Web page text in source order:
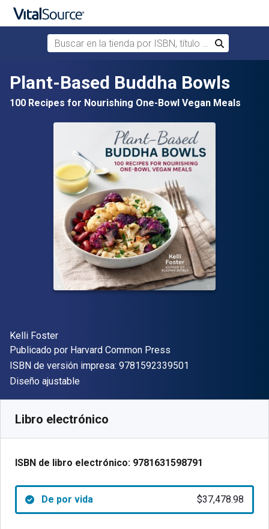
Saltar al contenido principal
Buscar en la tienda por ISBN, título o autor
Buscar
Plant-Based Buddha Bowls
100 Recipes for Nourishing One-Bowl Vegan Meals
Autor(es)
Kelli Foster
Editor
Publicado por Harvard Common Press
ISBN de versión impresa: 9781592339501
Formato
Diseño ajustable
Libro electrónico
ISBN de libro electrónico: 9781631598791
De por vida $37,478.98